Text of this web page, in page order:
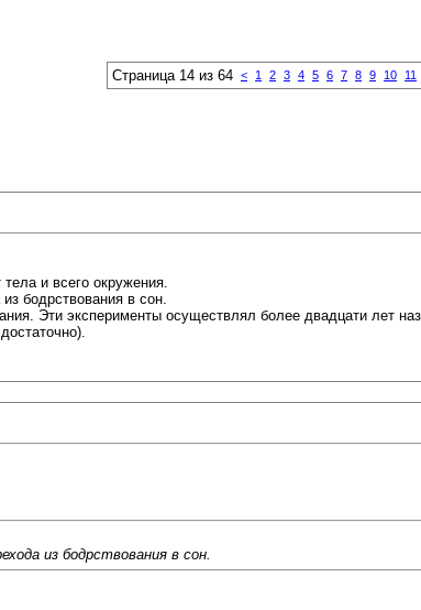
Страница 14 из 64 < 1 2 3 4 5 6 7 8 9 10 11
и всего окружения.
бодрствования в сон.
Эти эксперименты осуществлял более двадцати лет
из бодрствования в сон.